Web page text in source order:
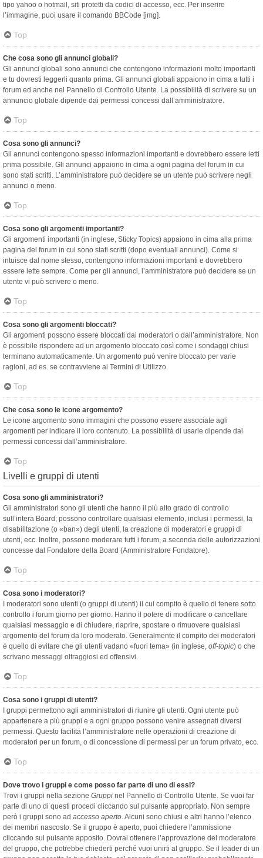
tipo yahoo o hotmail, siti protetti da codici di accesso, ecc. Per inserire
l’immagine, puoi usare il comando BBCode [img].
Top
Che cosa sono gli annunci globali?
Gli annunci globali sono annunci che contengono informazioni molto importanti
e tu dovresti leggerli quanto prima. Gli annunci globali appaiono in cima a tutti i
forum ed anche nel Pannello di Controllo Utente. La possibilità di scrivere su un
annuncio globale dipende dai permessi concessi dall’amministratore.
Top
Cosa sono gli annunci?
Gli annunci contengono spesso informazioni importanti e dovrebbero essere letti
prima possibile. Gli annunci appaiono in cima a ogni pagina del forum in cui
sono stati scritti. L’amministratore può decidere se un utente può scrivere negli
annunci o meno.
Top
Cosa sono gli argomenti importanti?
Gli argomenti importanti (in inglese, Sticky Topics) appaiono in cima alla prima
pagina del forum in cui sono stati scritti (dopo eventuali annunci). Come si
intuisce dal nome stesso, contengono informazioni importanti e dovrebbero
essere lette sempre. Come per gli annunci, l’amministratore può decidere se un
utente vi può scrivere o meno.
Top
Cosa sono gli argomenti bloccati?
Gli argomenti possono essere bloccati dai moderatori o dall’amministratore. Non
è possibile rispondere ad un argomento bloccato così come i sondaggi chiusi
terminano automaticamente. Un argomento può venire bloccato per varie
ragioni, ad es. se contravviene ai Termini di Utilizzo.
Top
Che cosa sono le icone argomento?
Le icone argomento sono immagini che possono essere associate agli
argomenti per indicare il loro contenuto. La possibilità di usarle dipende dai
permessi concessi dall’amministratore.
Top
Livelli e gruppi di utenti
Cosa sono gli amministratori?
Gli amministratori sono gli utenti che hanno il più alto grado di controllo
sull’intera Board; possono controllare qualsiasi elemento, inclusi i permessi, la
disabilitazione (o «ban») degli utenti, la creazione di moderatori e gruppi di
utenti, ecc. Inoltre, possono moderare tutti i forum, a seconda delle autorizzazioni
concesse dal Fondatore della Board (Amministratore Fondatore).
Top
Cosa sono i moderatori?
I moderatori sono utenti (o gruppi di utenti) il cui compito è quello di tenere sotto
controllo i forum giorno per giorno. Hanno il potere di modificare o cancellare
qualsiasi messaggio e di chiudere, riaprire, spostare o rimuovere qualsiasi
argomento del forum da loro moderato. Generalmente il compito dei moderatori
è quello di evitare che gli utenti vadano «fuori tema» (in inglese, off-topic) o che
scrivano messaggi oltraggiosi ed offensivi.
Top
Cosa sono i gruppi di utenti?
I gruppi permettono agli amministratori di riunire gli utenti. Ogni utente può
appartenere a più gruppi e a ogni gruppo possono venire assegnati diversi
permessi. Questo facilita l’amministratore nelle operazioni di creazione di
moderatori per un forum, o di concessione di permessi per un forum privato, ecc.
Top
Dove trovo i gruppi e come posso far parte di uno di essi?
Trovi i gruppi nella sezione Gruppi nel Pannello di Controllo Utente. Se vuoi far
parte di uno di questi procedi cliccando sul pulsante appropriato. Non sempre
però i gruppi sono ad accesso aperto. Alcuni sono chiusi e altri hanno l’elenco
dei membri nascosto. Se il gruppo è aperto, puoi chiedere l’ammissione
cliccando sul pulsante apposito. Dovrai ottenere l’approvazione del moderatore
del gruppo, che potrebbe chiederti perché vuoi unirti al gruppo. Se il leader di un